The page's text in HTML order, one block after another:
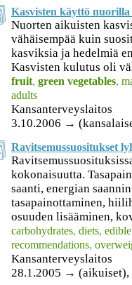
Kasvisten käyttö
Nuorten aikuisten
vähäisempää kuin
kasviksia ja hedelmiä
Kasvisten kulutus oli
fruit, green vegetables,
adults
Kansanterveyslaitos
3.10.2006 →
Ravitsemussuositukset
kokonaisuutta.
saanti, energian
tasapainottaminen,
osuuden lisääminen,
carbohydrates, diets,
recommendations,
Kansanterveyslaitos
28.1.2005 → (aikuiset),